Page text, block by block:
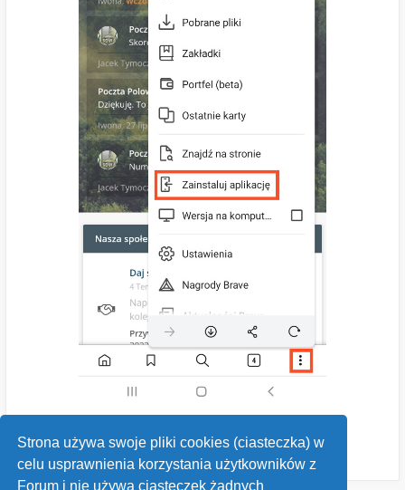
Strona używa swoje pliki cookies (ciasteczka) w
celu usprawnienia korzystania użytkowników z
Forum i nie używa ciasteczek żadnych